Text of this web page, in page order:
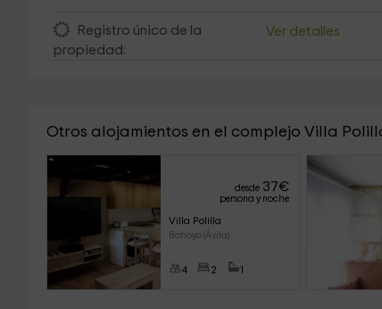
Registro único de la
propiedad:
Ver detalles
Otros alojamientos en el complejo Villa
desde 37€
persona y noche
Villa Polilla
Bohoyo (Ávila)
4 2 1